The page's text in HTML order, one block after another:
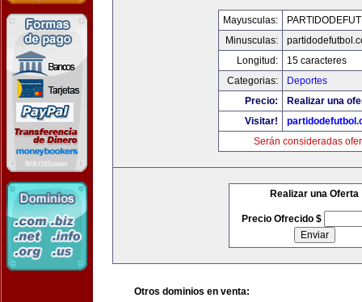
Mayusculas:
Minusculas:
Longitud:
15 caracteres
Categorias:
Deportes
Precio:
Realizar una
Visitar!
Serán consideradas
Realizar una Oferta
Precio Ofrecido $
Otros dominios en venta: